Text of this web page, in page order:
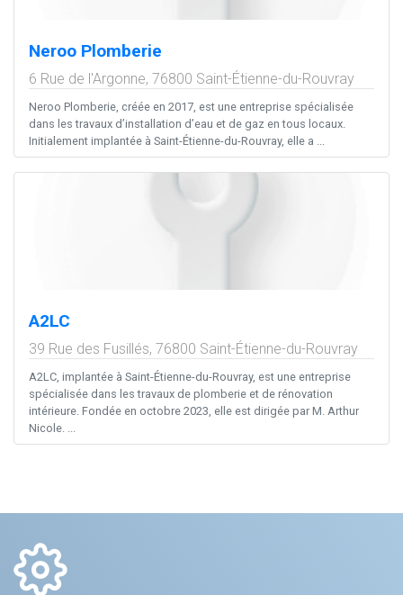
Neroo Plomberie
6 Rue de l'Argonne, 76800 Saint-Étienne-du-Rouvray
Neroo Plomberie, créée en 2017, est une entreprise spécialisée
dans les travaux d’installation d’eau et de gaz en tous locaux.
Initialement implantée à Saint-Étienne-du-Rouvray, elle a ...
A2LC
39 Rue des Fusillés, 76800 Saint-Étienne-du-Rouvray
A2LC, implantée à Saint-Étienne-du-Rouvray, est une entreprise
spécialisée dans les travaux de plomberie et de rénovation
intérieure. Fondée en octobre 2023, elle est dirigée par M. Arthur
Nicole. ...